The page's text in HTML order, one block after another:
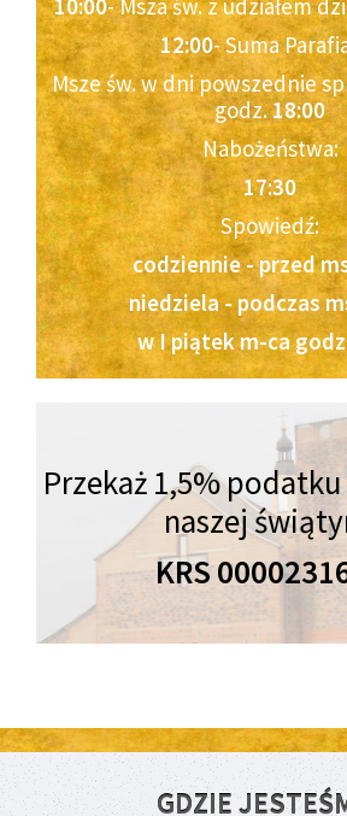
12:00- Suma
Msze św. w dni powszednie
godz.18:00
Nabożeństwa:
17:30
Spowiedź:
codziennie - przed
niedziela - podczas
w I piątek m-ca
Przekaż 1,5%
naszej
KRS
GDZIE